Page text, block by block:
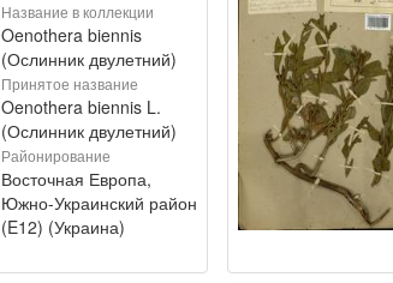
Название в коллекции
Oenothera biennis
(Ослинник двулетний)
Принятое название
Oenothera biennis L.
(Ослинник двулетний)
Районирование
Восточная Европа,
Южно-Украинский район
(E12) (Украина)